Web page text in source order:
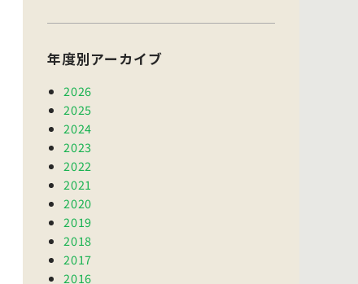
年度別アーカイブ
2026
2025
2024
2023
2022
2021
2020
2019
2018
2017
2016